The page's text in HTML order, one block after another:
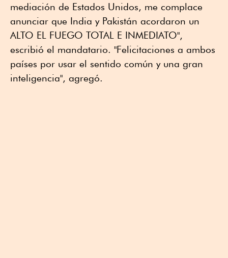
mediación de Estados Unidos, me complace
anunciar que India y Pakistán acordaron un
ALTO EL FUEGO TOTAL E INMEDIATO",
escribió el mandatario. "Felicitaciones a ambos
países por usar el sentido común y una gran
inteligencia", agregó.